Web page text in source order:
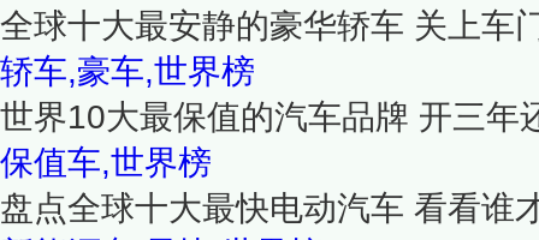
全球十大最安静的豪华轿车 关上车
轿车,豪车,世界榜
世界10大最保值的汽车品牌 开三年
保值车,世界榜
盘点全球十大最快电动汽车 看看谁